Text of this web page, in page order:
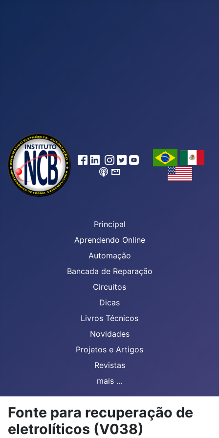
Principal
Aprendendo Online
Automação
Bancada de Reparação
Circuitos
Dicas
Livros Técnicos
Novidades
Projetos e Artigos
Revistas
mais ...
Fonte para recuperação de
eletrolíticos (V038)